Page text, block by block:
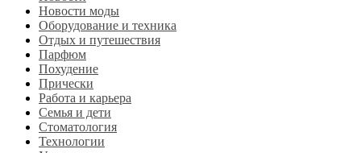
Новости моды
Оборудование и техника
Отдых и путешествия
Парфюм
Похудение
Прически
Работа и карьера
Семья и дети
Стоматология
Технологии